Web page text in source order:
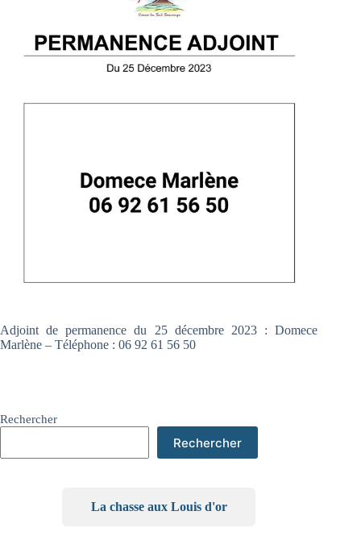
Adjoint de permanence du 25 décembre 2023 : Domece
Marlène – Téléphone : 06 92 61 56 50
Rechercher
Rechercher
La chasse aux Louis d'or